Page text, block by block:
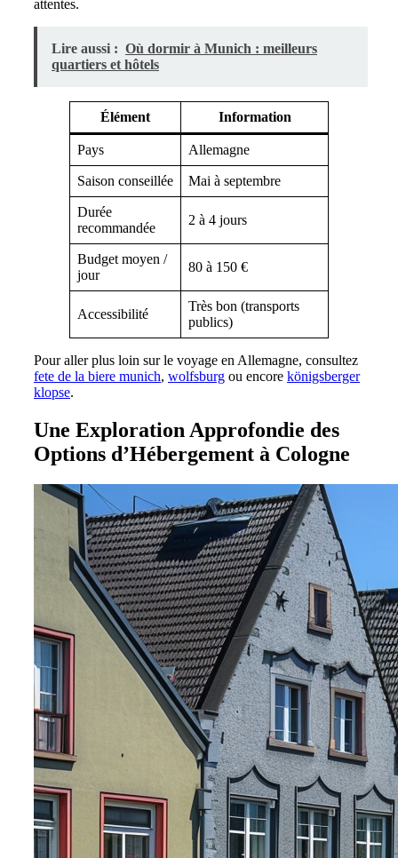
attentes.
Lire aussi : Où dormir à Munich : meilleurs
quartiers et hôtels
Élément Information
Pays Allemagne
Saison conseillée Mai à septembre
Durée
recommandée
2 à 4 jours
Budget moyen /
jour
80 à 150 €
Accessibilité
Très bon (transports
publics)
Pour aller plus loin sur le voyage en Allemagne, consultez
fete de la biere munich, wolfsburg ou encore königsberger
klopse.
Une Exploration Approfondie des
Options d’Hébergement à Cologne